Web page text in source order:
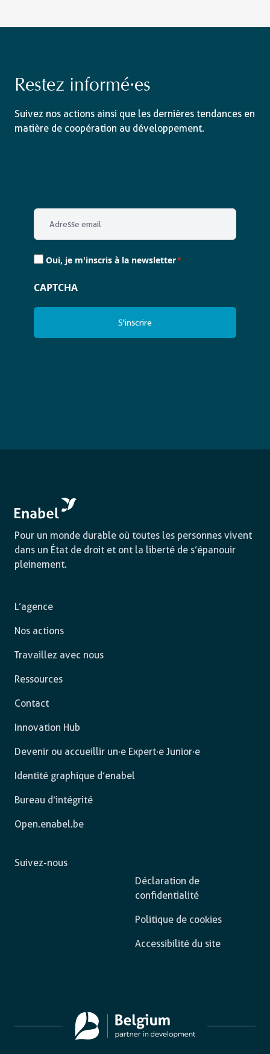
Restez informé·es
Suivez nos actions ainsi que les dernières tendances en
matière de coopération au développement.
Email
Consent
Oui, je m'inscris à la newsletter*
CAPTCHA
Pour un monde durable où toutes les personnes vivent
dans un État de droit et ont la liberté de s’épanouir
pleinement.
L’agence
Nos actions
Travaillez avec nous
Ressources
Contact
Innovation Hub
Devenir ou accueillir un·e Expert·e Junior·e
Identité graphique d’enabel
Bureau d’intégrité
Open.enabel.be
Déclaration de
confidentialité
Politique de cookies
Accessibilité du site
Suivez-nous